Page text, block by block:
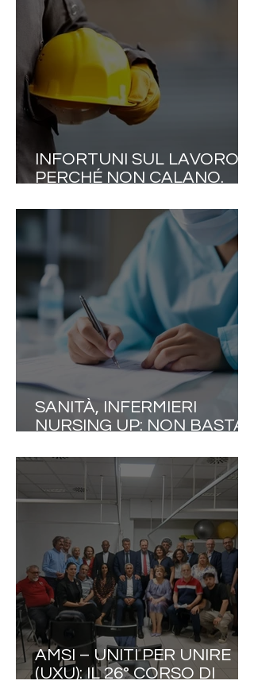
INFORTUNI SUL LAVORO,
PERCHÉ NON CALANO.
E OLTRE MILLE MORTI NEL
2025. LA VERA SFIDA È
TRASFORMARE LA
SICUREZZA IN CULTURA
DELLA SALUTE
SANITÀ, INFERMIERI
NURSING UP: NON BASTA
COMANDO SE LA NAVE
RESTA SENZA
EQUIPAGGIO
AMSI – UNITI PER UNIRE
(UXU): IL 26° CORSO DI